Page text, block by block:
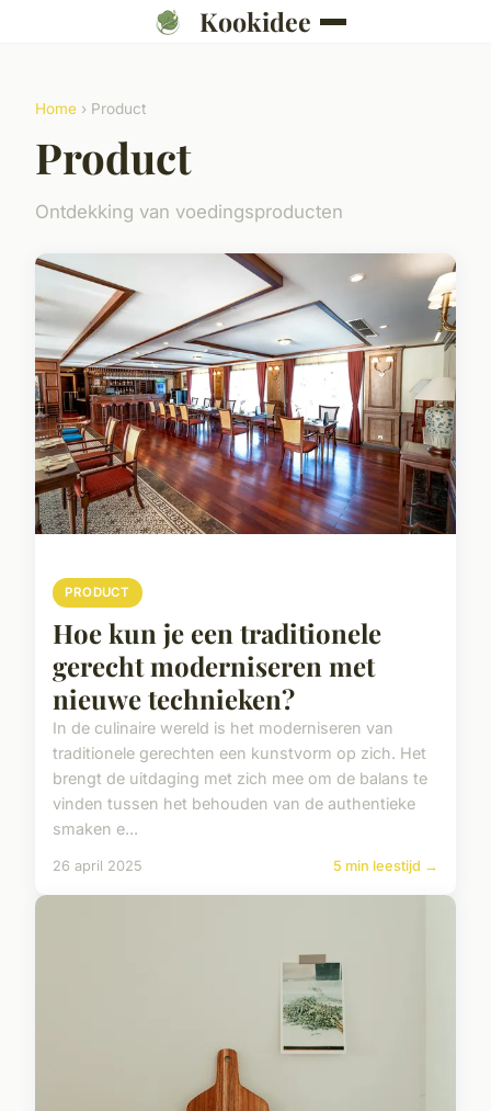
Kookidee
Home › Product
Product
Ontdekking van voedingsproducten
PRODUCT
Hoe kun je een traditionele
gerecht moderniseren met
nieuwe technieken?
In de culinaire wereld is het moderniseren van
traditionele gerechten een kunstvorm op zich. Het
brengt de uitdaging met zich mee om de balans te
vinden tussen het behouden van de authentieke
smaken e...
26 april 2025 5 min leestijd →